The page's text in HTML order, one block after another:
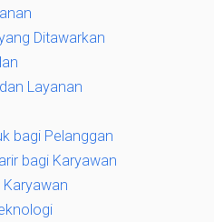
Ditawarkan
Layanan
bagi Pelanggan
bagi Karyawan